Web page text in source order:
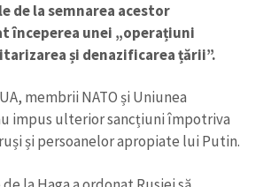
de la semnarea acestor
începerea unei „operațiuni
și denazificarea țării”.
membrii NATO și Uniunea
impus ulterior sancțiuni împotriva
și persoanelor apropiate lui Putin.